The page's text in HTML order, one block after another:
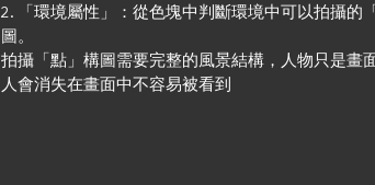
2. 「環境屬性」：從色塊中判斷環境中可以拍攝的
圖。
拍攝「點」構圖需要完整的風景結構，人物只是畫
人會消失在畫面中不容易被看到